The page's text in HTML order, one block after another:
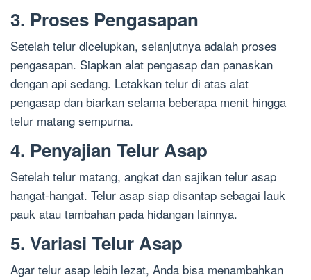
3. Proses Pengasapan
Setelah telur dicelupkan, selanjutnya adalah proses
pengasapan. Siapkan alat pengasap dan panaskan
dengan api sedang. Letakkan telur di atas alat
pengasap dan biarkan selama beberapa menit hingga
telur matang sempurna.
4. Penyajian Telur Asap
Setelah telur matang, angkat dan sajikan telur asap
hangat-hangat. Telur asap siap disantap sebagai lauk
pauk atau tambahan pada hidangan lainnya.
5. Variasi Telur Asap
Agar telur asap lebih lezat, Anda bisa menambahkan